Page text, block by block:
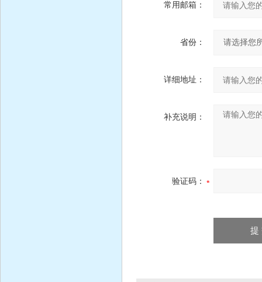
常用邮箱：
省份：
详细地址：
补充说明：
验证码：